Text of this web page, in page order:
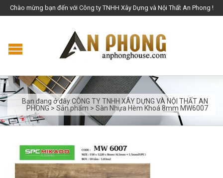
Chào mừng bạn đến với Công ty TNHH Xây Dựng và Nội Thất An Phong !
Bạn đang ở đây:CÔNG TY TNHH XÂY DỰNG VÀ NỘI THẤT AN
PHONG > Sản phẩm > Sàn Nhựa Hèm Khoá 8mm MW6007